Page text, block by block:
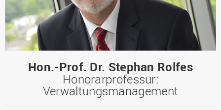
Hon.-Prof. Dr. Stephan Rolfes
Honorarprofessur:
Verwaltungsmanagement